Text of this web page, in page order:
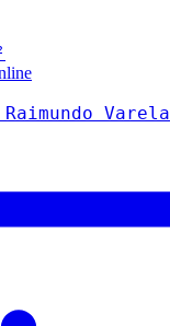
Varela